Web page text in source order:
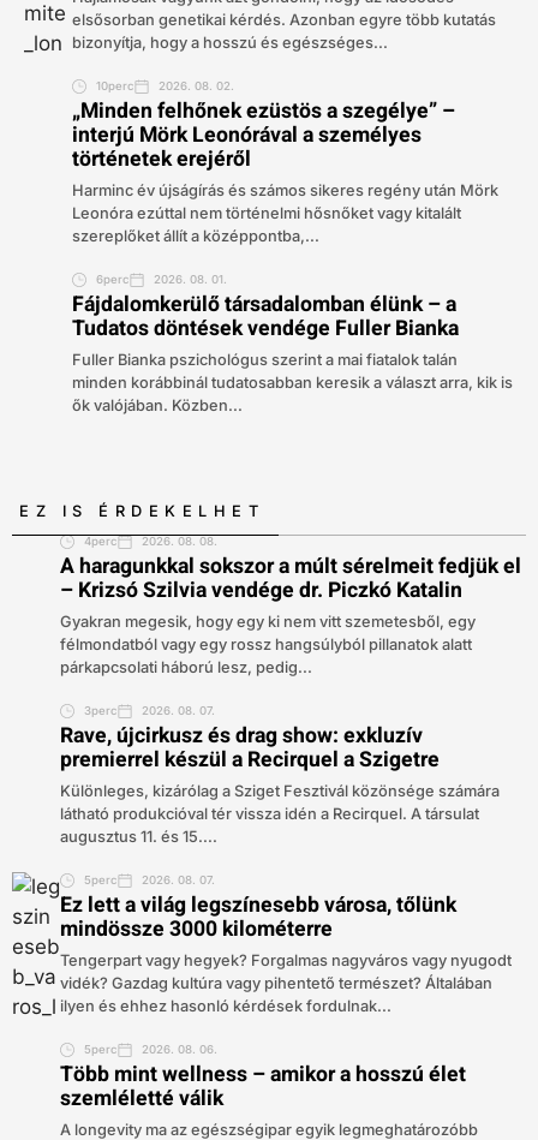
elsősorban genetikai kérdés. Azonban egyre több kutatás
bizonyítja, hogy a hosszú és egészséges...
10perc 2026. 08. 02.
„Minden felhőnek ezüstös a szegélye” –
interjú Mörk Leonórával a személyes
történetek erejéről
Harminc év újságírás és számos sikeres regény után Mörk
Leonóra ezúttal nem történelmi hősnőket vagy kitalált
szereplőket állít a középpontba,...
6perc 2026. 08. 01.
Fájdalomkerülő társadalomban élünk – a
Tudatos döntések vendége Fuller Bianka
Fuller Bianka pszichológus szerint a mai fiatalok talán
minden korábbinál tudatosabban keresik a választ arra, kik is
ők valójában. Közben...
EZ IS ÉRDEKELHET
4perc 2026. 08. 08.
A haragunkkal sokszor a múlt sérelmeit fedjük el
– Krizsó Szilvia vendége dr. Piczkó Katalin
Gyakran megesik, hogy egy ki nem vitt szemetesből, egy
félmondatból vagy egy rossz hangsúlyból pillanatok alatt
párkapcsolati háború lesz, pedig...
3perc 2026. 08. 07.
Rave, újcirkusz és drag show: exkluzív
premierrel készül a Recirquel a Szigetre
Különleges, kizárólag a Sziget Fesztivál közönsége számára
látható produkcióval tér vissza idén a Recirquel. A társulat
augusztus 11. és 15....
5perc 2026. 08. 07.
Ez lett a világ legszínesebb városa, tőlünk
mindössze 3000 kilométerre
Tengerpart vagy hegyek? Forgalmas nagyváros vagy nyugodt
vidék? Gazdag kultúra vagy pihentető természet? Általában
ilyen és ehhez hasonló kérdések fordulnak...
5perc 2026. 08. 06.
Több mint wellness – amikor a hosszú élet
szemléletté válik
A longevity ma az egészségipar egyik legmeghatározóbb